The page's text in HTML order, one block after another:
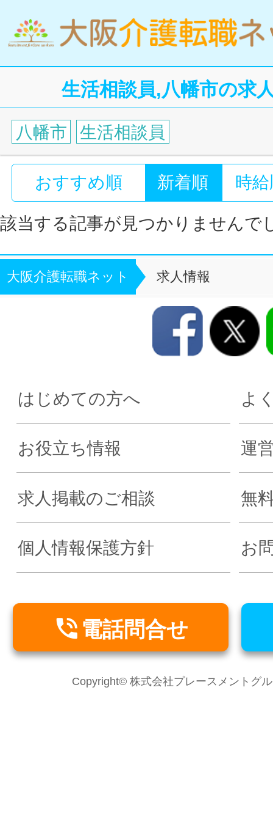
生活相談員,八幡市の求
八幡市 生活相談員
おすすめ順 新着順 時
該当する記事が見つかりませんで
大阪介護転職ネット 求人情報
はじめての方へ よ
お役立ち情報 運
求人掲載のご相談 無
個人情報保護方針 お
 電話問合せ
Copyright© 株式会社プレースメントグ